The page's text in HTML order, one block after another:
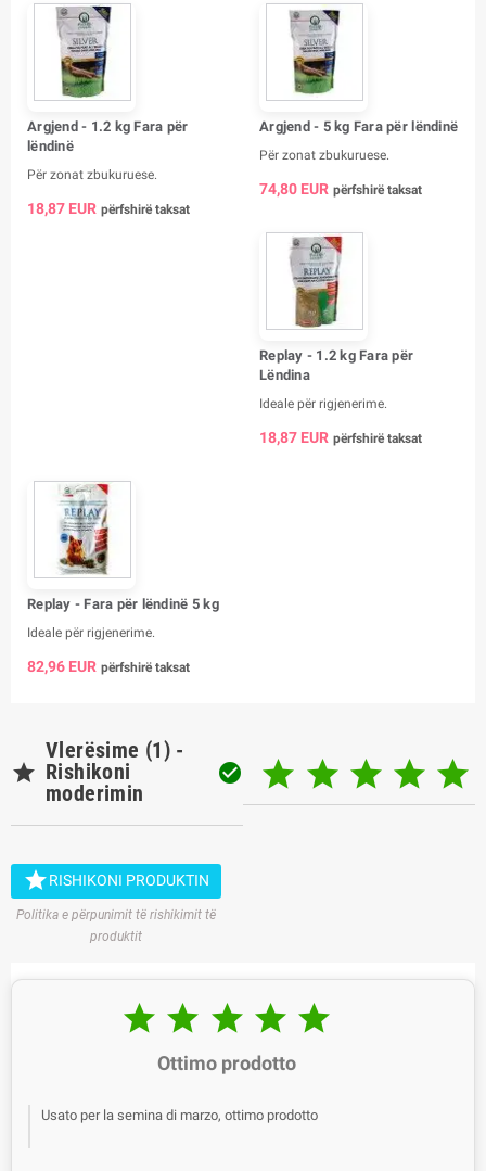
Argjend - 1.2 kg Fara për
lëndinë
Për zonat zbukuruese.
18,87 EUR përfshirë taksat
Argjend - 5 kg Fara për lëndinë
Për zonat zbukuruese.
74,80 EUR përfshirë taksat
Replay - 1.2 kg Fara për
Lëndina
Ideale për rigjenerime.
18,87 EUR përfshirë taksat
Replay - Fara për lëndinë 5 kg
Ideale për rigjenerime.
82,96 EUR përfshirë taksat

Vlerësime (1) -
Rishikoni
moderimin
     
RISHIKONI PRODUKTIN
Politika e përpunimit të rishikimit të
produktit
    
Ottimo prodotto
Usato per la semina di marzo, ottimo prodotto